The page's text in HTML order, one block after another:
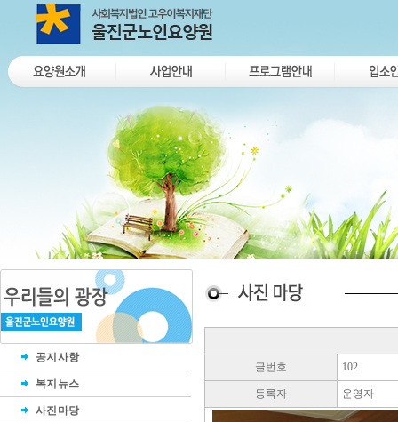
공지사항
복지뉴스
사진마당
글번호 102
등록자 운영자